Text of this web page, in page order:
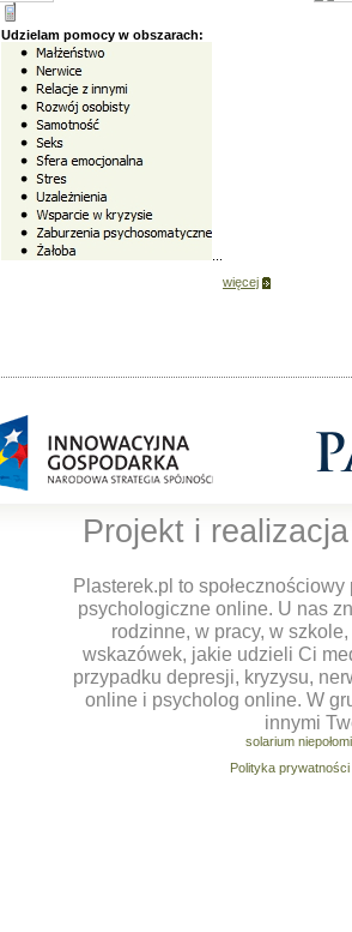
Udzielam pomocy w obszarach:
więcej
Projekt i
Plasterek.pl to
psychologiczne online. U nas
rodzinne, w pracy, w
wskazówek, jakie udzieli Ci
przypadku depresji, kryzysu,
online i psycholog online. W
innymi
solarium
Polityka prywatności